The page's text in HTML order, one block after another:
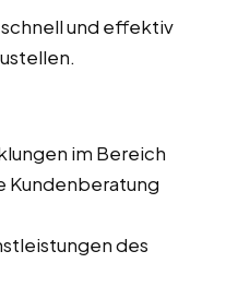
und effektiv
im Bereich
Kundenberatung
des